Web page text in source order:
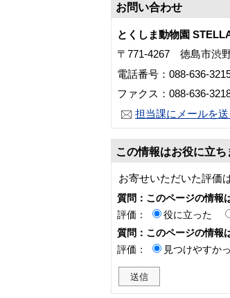
お問い合わせ
とくしま動物園
〒771-4267 徳島市渋
電話番号：088-636-
ファクス：088-636-
担当課にメールを送
この情報はお役に立ち
お寄せいただいた評価
質問：このページの情報
評価：
役に立った
質問：このページの情報
評価：
見つけやすか